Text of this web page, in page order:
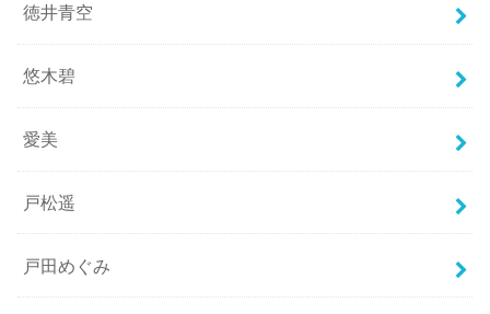
徳井青空
悠木碧
愛美
戸松遥
戸田めぐみ